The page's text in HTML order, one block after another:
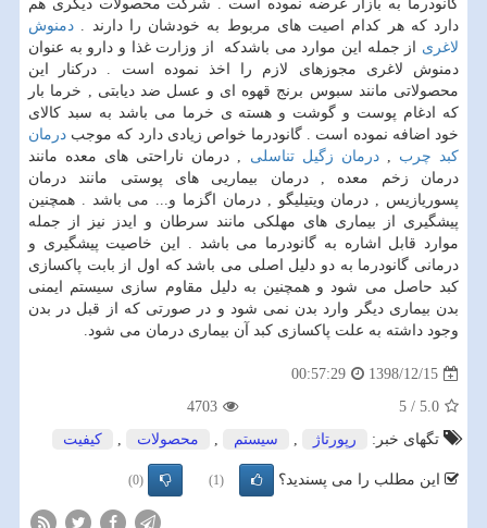
گانودرما به بازار عرضه نموده است . شرکت محصولات دیگری هم
دارد که هر کدام اصیت های مربوط به خودشان را دارند . دمنوش
لاغری از جمله این موارد می باشدکه از وزارت غذا و دارو به عنوان
دمنوش لاغری مجوزهای لازم را اخذ نموده است . درکنار این
محصولاتی مانند سبوس برنج قهوه ای و عسل ضد دیابتی , خرما بار
که ادغام پوست و گوشت و هسته ی خرما می باشد به سبد کالای
خود اضافه نموده است . گانودرما خواص زیادی دارد که موجب درمان
کبد چرب ,درمان زگیل تناسلی , درمان ناراحتی های معده مانند
درمان زخم معده , درمان بیماریی های پوستی مانند درمان
پسوریازیس , درمان ویتیلیگو , درمان اگزما و... می باشد . همچنین
پیشگیری از بیماری های مهلکی مانند سرطان و ایدز نیز از جمله
موارد قابل اشاره به گانودرما می باشد . این خاصیت پیشگیری و
درمانی گانودرما به دو دلیل اصلی می باشد که اول از بابت پاکسازی
کبد حاصل می شود و همچنین به دلیل مقاوم سازی سیستم ایمنی
بدن بیماری دیگر وارد بدن نمی شود و در صورتی که از قبل در بدن
وجود داشته به علت پاکسازی کبد آن بیماری درمان می شود.
1398/12/15
00:57:29
5.0
/
5
4703
تگهای خبر:
رپورتاژ , سیستم , محصولات , كیفیت
این مطلب را می پسندید؟ (1)
(0)